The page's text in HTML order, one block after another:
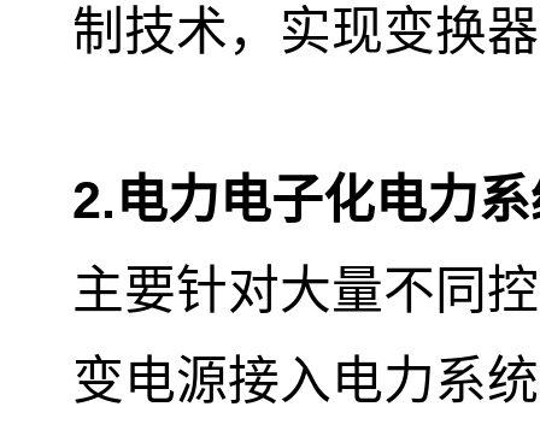
制技术，实现变换
2.电力电子化电力
主要针对大量不同
变电源接入电力系